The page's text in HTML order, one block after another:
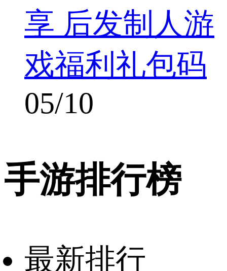
享 后发制人游
戏福利礼包码
05/10
手游排行榜
最新排行